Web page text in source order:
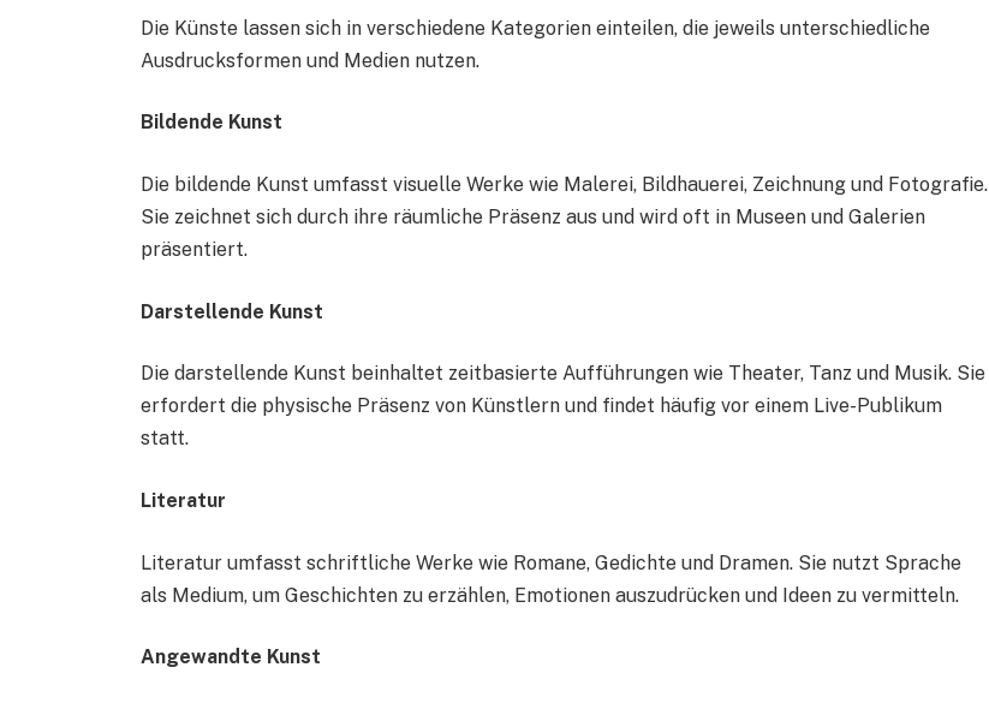
Die Künste lassen sich in verschiedene Kategorien einteilen, die jeweils unterschiedliche
Ausdrucksformen und Medien nutzen.
Bildende Kunst
Die bildende Kunst umfasst visuelle Werke wie Malerei, Bildhauerei, Zeichnung und Fotografie.
Sie zeichnet sich durch ihre räumliche Präsenz aus und wird oft in Museen und Galerien
präsentiert.
Darstellende Kunst
Die darstellende Kunst beinhaltet zeitbasierte Aufführungen wie Theater, Tanz und Musik. Sie
erfordert die physische Präsenz von Künstlern und findet häufig vor einem Live-Publikum
statt.
Literatur
Literatur umfasst schriftliche Werke wie Romane, Gedichte und Dramen. Sie nutzt Sprache
als Medium, um Geschichten zu erzählen, Emotionen auszudrücken und Ideen zu vermitteln.
Angewandte Kunst